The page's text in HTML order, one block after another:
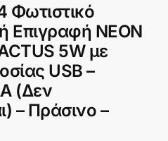
Φωτιστικό
Επιγραφή NEON
5W με
USB –
(Δεν
– Πράσινο –